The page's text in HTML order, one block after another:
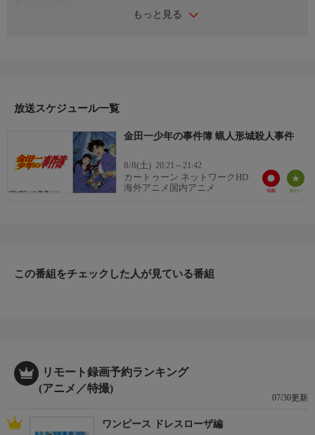
もっと見る
り者の幼なじみ・七瀬美雪を良きパートナーに、彼は今日も不可
警視庁捜査一課の警部・剣持勇、本庁きってのエリート警視・明
智健悟、天才的な犯罪者・地獄の傀儡師など、一と美雪の他にも
個性的な人物が数多く登場する。どんな謎でも解き明かし、必ず
放送スケジュール一覧
金田一少年の事件簿 蝋人形城殺人事件
8/8(土) 20:21～21:42
カートゥーン ネットワークHD
海外アニメ国内アニメ
この番組をチェックした人が見ている番組
リモート録画予約ランキング
(アニメ／特撮)
07/30更新
ワンピース ドレスローザ編